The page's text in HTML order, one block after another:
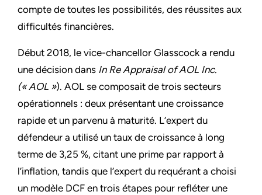
compte de toutes les possibilités, des réussites aux
difficultés financières.
Début 2018, le vice-chancellor Glasscock a rendu
une décision dans In Re Appraisal of AOL Inc.
(« AOL »). AOL se composait de trois secteurs
opérationnels : deux présentant une croissance
rapide et un parvenu à maturité. L’expert du
défendeur a utilisé un taux de croissance à long
terme de 3,25 %, citant une prime par rapport à
l’inflation, tandis que l’expert du requérant a choisi
un modèle DCF en trois étapes pour refléter une